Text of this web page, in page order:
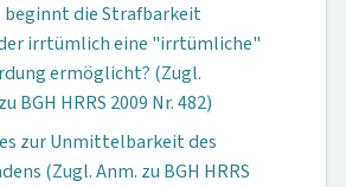
beginnt die Strafbarkeit
irrtümlich eine "irrtümliche"
ermöglicht? (Zugl.
BGH HRRS 2009 Nr. 482)
zur Unmittelbarkeit des
(Zugl. Anm. zu BGH HRRS